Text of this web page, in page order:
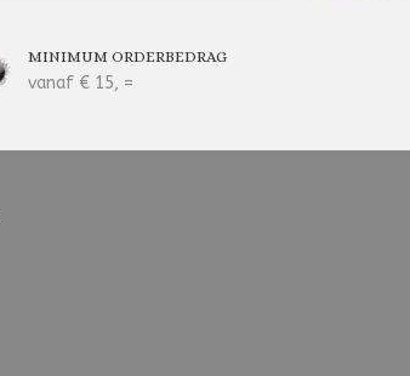
MINIMUM ORDERBEDRAG
vanaf € 15, =